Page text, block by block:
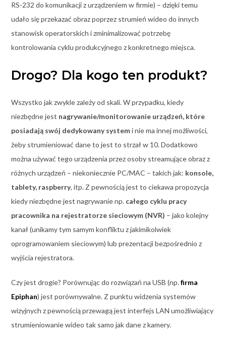
RS-232 do komunikacji z urządzeniem w firmie) – dzięki temu
udało się przekazać obraz poprzez strumień wideo do innych
stanowisk operatorskich i zminimalizować potrzebę
kontrolowania cyklu produkcyjnego z konkretnego miejsca.
Drogo? Dla kogo ten produkt?
Wszystko jak zwykle zależy od skali. W przypadku, kiedy
niezbędne jest nagrywanie/monitorowanie urządzeń, które
posiadają swój dedykowany systemi nie ma innej możliwości,
żeby strumieniować dane to jest to strzał w 10. Dodatkowo
można używać tego urządzenia przez osoby streamujące obraz z
różnych urządzeń – niekoniecznie PC/MAC – takich jak: konsole,
tablety, raspberry, itp. Z pewnością jest to ciekawa propozycja
kiedy niezbędne jest nagrywanie np. całego cyklu pracy
pracownika na rejestratorze sieciowym (NVR) – jako kolejny
kanał (unikamy tym samym konfliktu z jakimikolwiek
oprogramowaniem sieciowym) lub prezentacji bezpośrednio z
wyjścia rejestratora.
Czy jest drogie? Porównując do rozwiązań na USB (np.firma
Epiphan) jest porównywalne. Z punktu widzenia systemów
wizyjnych z pewnością przewagą jest interfejs LAN umożliwiający
strumieniowanie wideo tak samo jak dane z kamery.